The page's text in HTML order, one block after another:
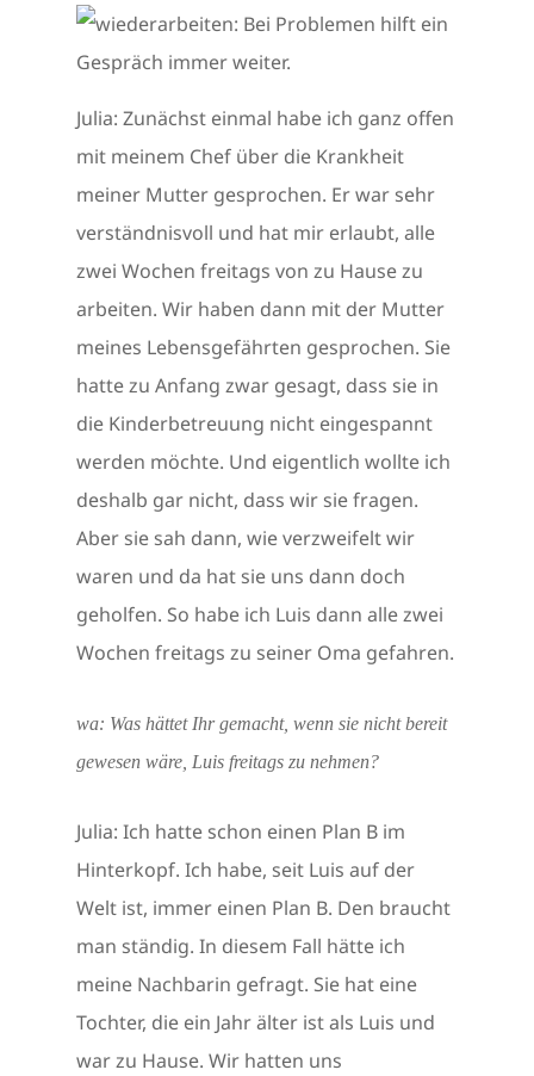
Julia: Zunächst einmal habe ich ganz offen
mit meinem Chef über die Krankheit
meiner Mutter gesprochen. Er war sehr
verständnisvoll und hat mir erlaubt, alle
zwei Wochen freitags von zu Hause zu
arbeiten. Wir haben dann mit der Mutter
meines Lebensgefährten gesprochen. Sie
hatte zu Anfang zwar gesagt, dass sie in
die Kinderbetreuung nicht eingespannt
werden möchte. Und eigentlich wollte ich
deshalb gar nicht, dass wir sie fragen.
Aber sie sah dann, wie verzweifelt wir
waren und da hat sie uns dann doch
geholfen. So habe ich Luis dann alle zwei
Wochen freitags zu seiner Oma gefahren.
wa: Was hättet Ihr gemacht, wenn sie nicht bereit
gewesen wäre, Luis freitags zu nehmen?
Julia: Ich hatte schon einen Plan B im
Hinterkopf. Ich habe, seit Luis auf der
Welt ist, immer einen Plan B. Den braucht
man ständig. In diesem Fall hätte ich
meine Nachbarin gefragt. Sie hat eine
Tochter, die ein Jahr älter ist als Luis und
war zu Hause. Wir hatten uns